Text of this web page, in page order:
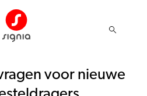
voor nieuwe